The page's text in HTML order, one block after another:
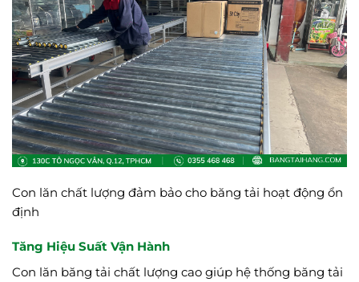
Con lăn chất lượng đảm bảo cho băng tải hoạt động ổn
định
Tăng Hiệu Suất Vận Hành
Con lăn băng tải chất lượng cao giúp hệ thống băng tải